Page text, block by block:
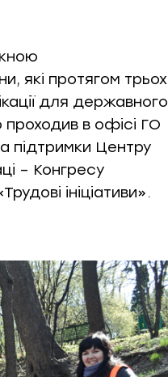
які протягом трьох
для державного
в офісі ГО
підтримки Центру
– Конгресу
ініціативи».